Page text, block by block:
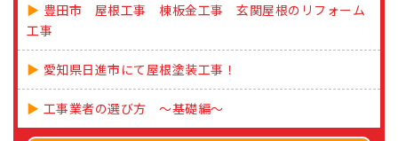
豊田市 屋根工事 棟板金工事 玄関屋根のリフォーム
工事
愛知県日進市にて屋根塗装工事！
工事業者の選び方 ～基礎編～